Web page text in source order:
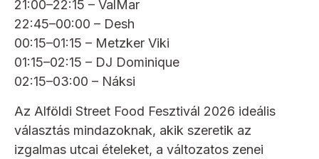
21:00–22:15 – ValMar
22:45–00:00 – Desh
00:15–01:15 – Metzker Viki
01:15–02:15 – DJ Dominique
02:15–03:00 – Náksi
Az Alföldi Street Food Fesztivál 2026 ideális
választás mindazoknak, akik szeretik az
izgalmas utcai ételeket, a változatos zenei